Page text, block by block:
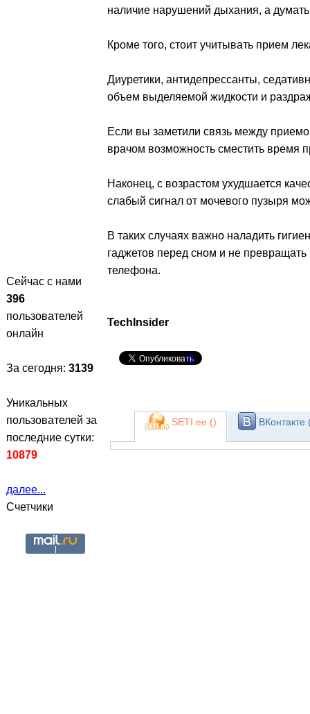
Сейчас с нами
396
пользователей
онлайн
За сегодня: 3139
Уникальных
пользователей за
последние сутки:
10879
далее...
Счетчики
наличие нарушений дыхания, а
Кроме того, стоит учитывать прием
Диуретики, антидепрессанты,
объем выделяемой жидкости и
Если вы заметили связь между
врачом возможность сместить время
Наконец, с возрастом ухудшается
слабый сигнал от мочевого пузыря
В таких случаях важно наладить
гаджетов перед сном и не
телефона.
TechInsider
0
SETI.ee () ВКонтакте